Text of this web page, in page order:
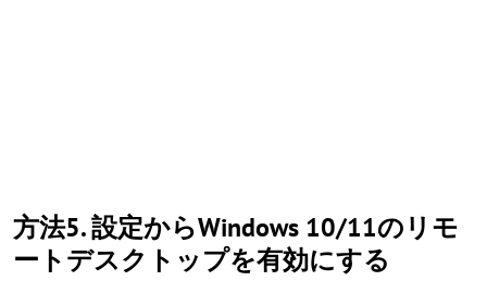
方法5. 設定からWindows 10/11のリモ
ートデスクトップを有効にする